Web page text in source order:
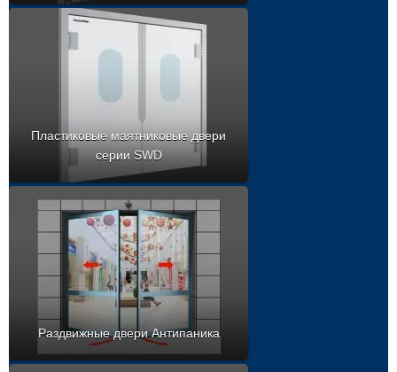
Пластиковые маятниковые двери
серии SWD
Раздвижные двери Антипаника